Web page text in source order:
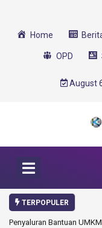
Home
OPD
August
TERPOPULER
Gorontalo Ikut Dukung